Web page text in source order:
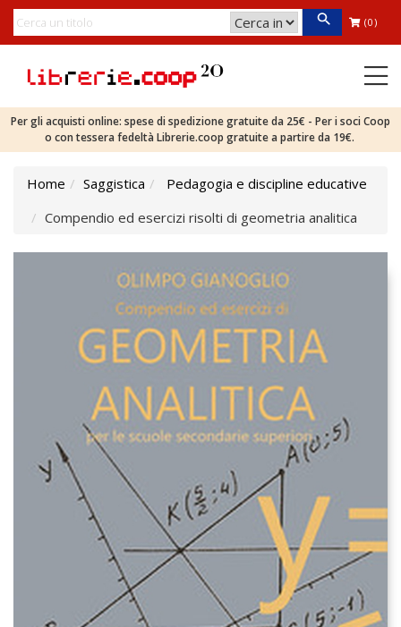
(0)
Per gli acquisti online: spese di spedizione gratuite da 25€ - Per i soci Coop
o con tessera fedeltà Librerie.coop gratuite a partire da 19€.
Home Saggistica
Pedagogia e discipline educative
Compendio ed esercizi risolti di geometria analitica